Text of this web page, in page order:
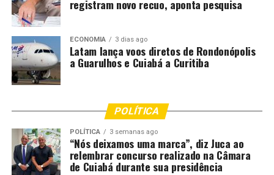
registram novo recuo, aponta pesquisa
ECONOMIA 3 dias ago
Latam lança voos diretos de Rondonópolis
a Guarulhos e Cuiabá a Curitiba
POLÍTICA
POLÍTICA 3 semanas ago
“Nós deixamos uma marca”, diz Juca ao
relembrar concurso realizado na Câmara
de Cuiabá durante sua presidência